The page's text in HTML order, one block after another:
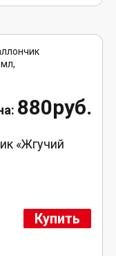
880руб.
«Жгучий
Купить